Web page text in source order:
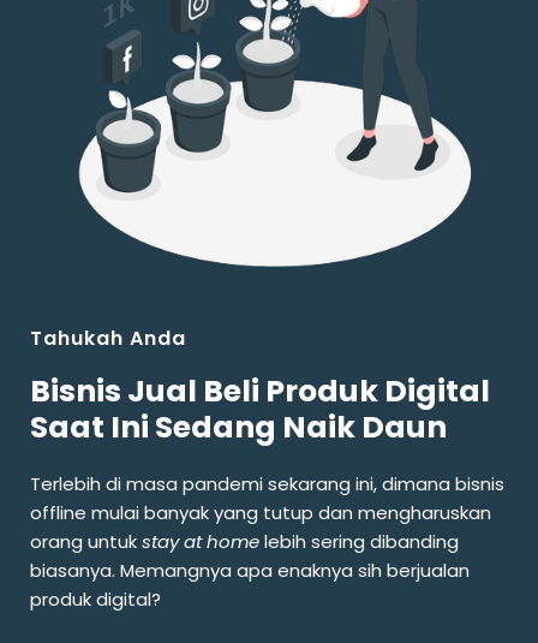
Tahukah Anda
Bisnis Jual Beli Produk Digital
Saat Ini Sedang Naik Daun
Terlebih di masa pandemi sekarang ini, dimana bisnis
offline mulai banyak yang tutup dan mengharuskan
orang untukstay at homelebih sering dibanding
biasanya. Memangnya apa enaknya sih berjualan
produk digital?